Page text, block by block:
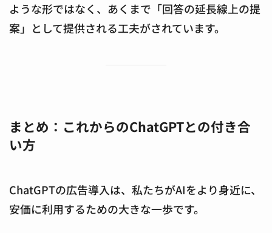
ような形ではなく、あくまで「回答の延長線上の提
案」として提供される工夫がされています。
まとめ：これからのChatGPTとの付き合
い方
ChatGPTの広告導入は、私たちがAIをより身近に、
安価に利用するための大きな一歩です。